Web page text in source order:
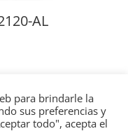
AL
para brindarle la
sus preferencias y
todo", acepta el